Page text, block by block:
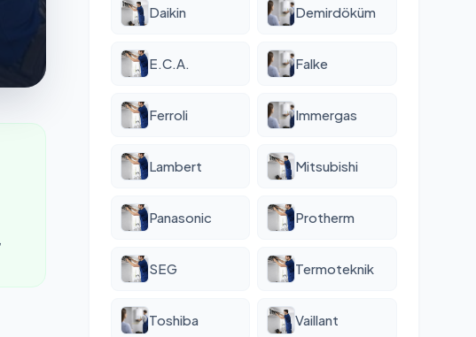
Daikin Demirdöküm
E.C.A. Falke
Ferroli Immergas
Lambert Mitsubishi
Panasonic Protherm
SEG Termoteknik
Toshiba Vaillant